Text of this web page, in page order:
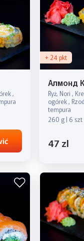
,
+ 24 pkt
Алмонд
Ryż, Nori ,
ogórek ,
tempura
260 g | 6 szt
47 zl